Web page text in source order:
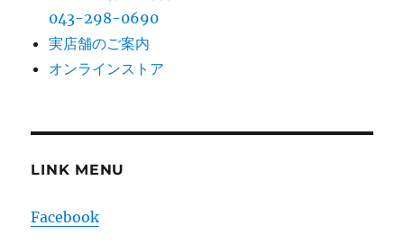
043-298-0690
実店舗のご案内
オンラインストア
LINK MENU
Facebook